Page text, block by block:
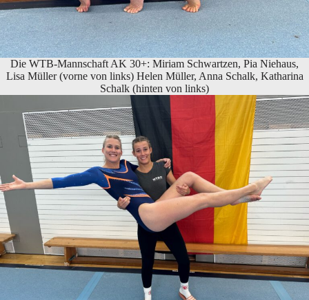
Die WTB-Mannschaft AK 30+: Miriam Schwartzen, Pia Niehaus,
Lisa Müller (vorne von links) Helen Müller, Anna Schalk, Katharina
Schalk (hinten von links)